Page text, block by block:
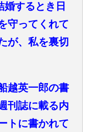
婚するとき日
守ってくれて
が、私を裏切
越英一郎の書
刊誌に載る内
トに書かれて